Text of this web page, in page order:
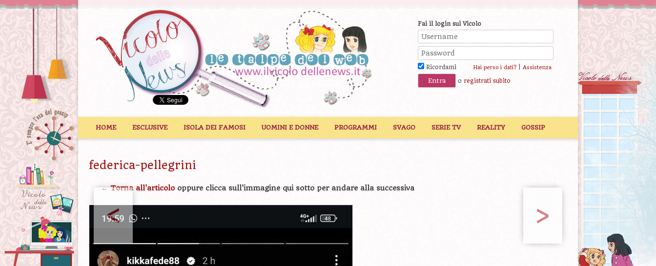
Fai il login sul Vicolo
Ricordami Hai perso i dati?| Assistenza
o registrati subito
HOME ESCLUSIVE ISOLA DEI FAMOSI UOMINI E DONNE PROGRAMMI SVAGO SERIE TV REALITY GOSSIP
federica-pellegrini
← Torna all'articolo oppure clicca sull'immagine qui sotto per andare alla successiva
< >